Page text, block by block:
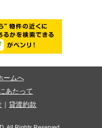
ームへ
あたって
貸渡約款